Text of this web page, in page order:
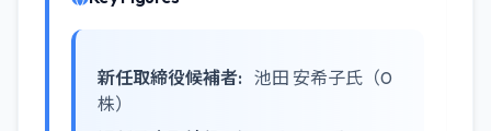
新任取締役候補者: 池田 安希子氏（0
株）